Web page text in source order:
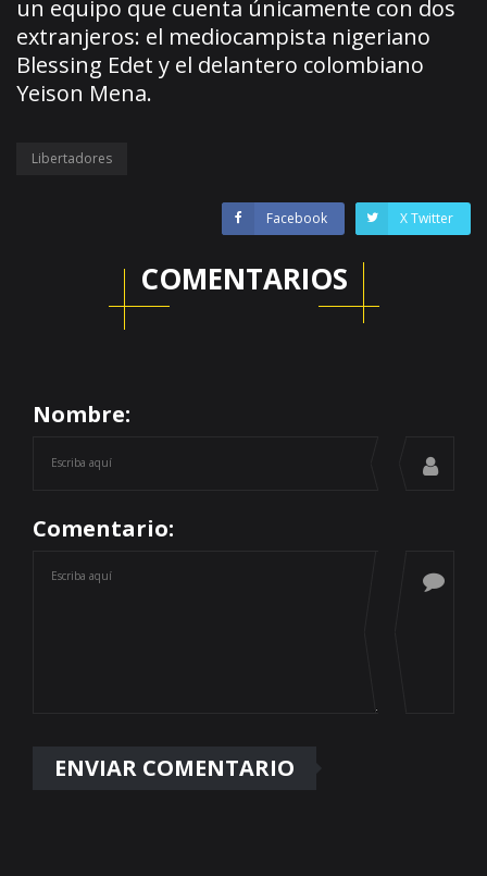
un equipo que cuenta únicamente con dos
extranjeros: el mediocampista nigeriano
Blessing Edet y el delantero colombiano
Yeison Mena.
Libertadores
Facebook X Twitter
COMENTARIOS
Nombre:
Comentario: